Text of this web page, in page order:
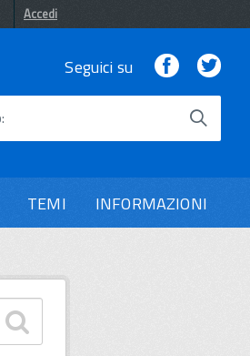
Accedi
Seguici su Facebook
TEMI INFORMAZIONI